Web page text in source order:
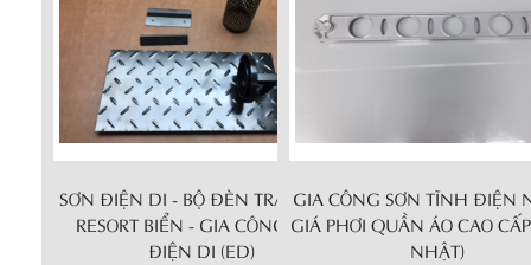
SƠN ĐIỆN DI - BỘ ĐÈN TRANG TRÍ
RESORT BIỂN - GIA CÔNG SƠN
ĐIỆN DI (ED)
GIA CÔNG SƠN TĨNH ĐIỆN
GIÁ PHƠI QUẦN ÁO CAO
NHẬT)